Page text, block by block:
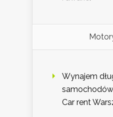
Wynajem
Car rent